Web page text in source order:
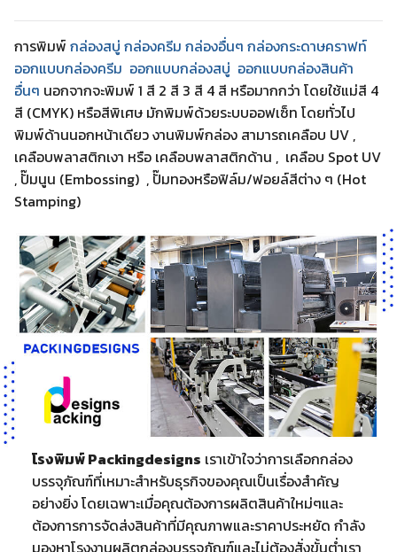
การพิมพ์ กล่องสบู่ กล่องครีม กล่องอื่นๆ กล่องกระดาษคราฟท์
ออกแบบกล่องครีม ออกแบบกล่องสบู่ ออกแบบกล่องสินค้า
อื่นๆ นอกจากจะพิมพ์ 1 สี 2 สี 3 สี 4 สี หรือมากกว่า โดยใช้แม่สี 4
สี (CMYK) หรือสีพิเศษ มักพิมพ์ด้วยระบบออฟเซ็ท โดยทั่วไป
พิมพ์ด้านนอกหน้าเดียว งานพิมพ์กล่อง สามารถเคลือบ UV ,
เคลือบพลาสติกเงา หรือ เคลือบพลาสติกด้าน , เคลือบ Spot UV
, ปั๊มนูน (Embossing) , ปั๊มทองหรือฟิล์ม/ฟอยล์สีต่าง ๆ (Hot
Stamping)
โรงพิมพ์ Packingdesigns เราเข้าใจว่าการเลือกกล่อง
บรรจุภัณฑ์ที่เหมาะสำหรับธุรกิจของคุณเป็นเรื่องสำคัญ
อย่างยิ่ง โดยเฉพาะเมื่อคุณต้องการผลิตสินค้าใหม่ๆและ
ต้องการการจัดส่งสินค้าที่มีคุณภาพและราคาประหยัด กำลัง
มองหาโรงงานผลิตกล่องบรรจุภัณฑ์และไม่ต้องสั่งขั้นต่ำเรา